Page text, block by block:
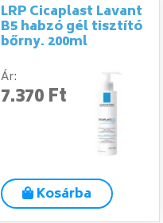
LRP Cicaplast Lavant
B5 habzó gél tisztító
bőrny. 200ml
Ár:
7.370 Ft
Kosárba